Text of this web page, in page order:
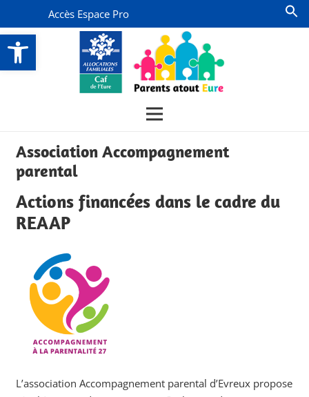
Ouvrir la barre d’outils
Accès Espace Pro
Association Accompagnement
parental
Actions financées dans le cadre du
REAAP
L’association Accompagnement parental d’Evreux propose